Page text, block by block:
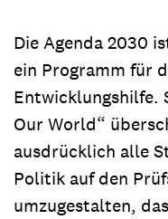
Die Agenda 2030
ein Programm für
Entwicklungshilfe.
Our World“
ausdrücklich alle
Politik auf den
umzugestalten,